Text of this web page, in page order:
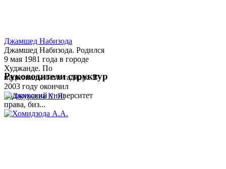
Джамшед Набизода
Джамшед Набизода. Родился
9 мая 1981 года в городе
Худжанде. По
национальности таджик. В
2003 году окончил
Таджикский университет
права, биз...
Руководители структур